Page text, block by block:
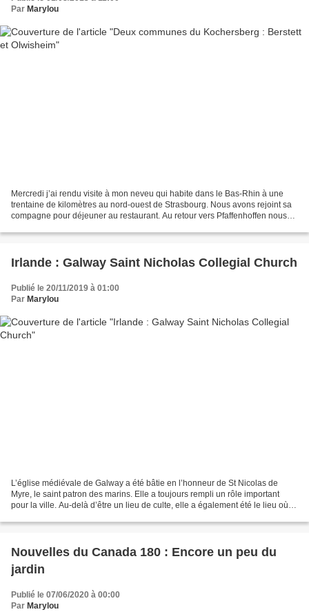
Par Marylou
Mercredi j’ai rendu visite à mon neveu qui habite dans le Bas-Rhin à une
trentaine de kilomètres au nord-ouest de Strasbourg. Nous avons rejoint sa
compagne pour déjeuner au restaurant. Au retour vers Pfaffenhoffen nous
Irlande : Galway Saint Nicholas Collegial Church
Publié le 20/11/2019 à 01:00
Par Marylou
L’église médiévale de Galway a été bâtie en l’honneur de St Nicolas de
Myre, le saint patron des marins. Elle a toujours rempli un rôle important
pour la ville. Au-delà d’être un lieu de culte, elle a également été le lieu où
Nouvelles du Canada 180 : Encore un peu du
jardin
Publié le 07/06/2020 à 00:00
Par Marylou